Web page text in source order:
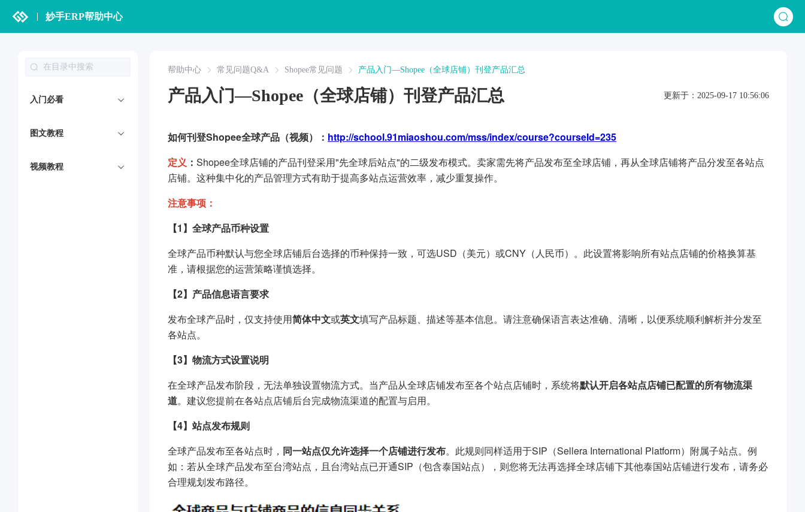
妙手ERP帮助中心
入门必看
图文教程
视频教程
帮助中心 常见问题Q&A Shopee常见问题 产品入门—Shopee（全球店铺）刊登产品汇总
产品入门—Shopee（全球店铺）刊登产品汇总 更新于：2025-09-17 10:56:06
如何刊登Shopee全球产品（视频）： http://school.91miaoshou.com/mss/index/course?courseId=235
定义 ： Shopee全球店铺的产品刊登采用"先全球后站点"的二级发布模式。卖家需先将产品发布至全球店铺，再从全球店铺将产品分发至各站点
店铺。这种集中化的产品管理方式有助于提高多站点运营效率，减少重复操作。
注意事项：
【1】全球产品币种设置
全球产品币种默认与您全球店铺后台选择的币种保持一致，可选USD（美元）或CNY（人民币）。此设置将影响所有站点店铺的价格换算基
准，请根据您的运营策略谨慎选择。
【2】产品信息语言要求
发布全球产品时，仅支持使用简体中文或英文填写产品标题、描述等基本信息。请注意确保语言表达准确、清晰，以便系统顺利解析并分发至
各站点。
【3】物流方式设置说明
在全球产品发布阶段，无法单独设置物流方式。当产品从全球店铺发布至各个站点店铺时，系统将默认开启各站点店铺已配置的所有物流渠
道。建议您提前在各站点店铺后台完成物流渠道的配置与启用。
【4】站点发布规则
全球产品发布至各站点时， 同一站点仅允许选择一个店铺进行发布。此规则同样适用于SIP（Sellera International Platform）附属子站点。例
如：若从全球产品发布至台湾站点，且台湾站点已开通SIP（包含泰国站点），则您将无法再选择全球店铺下其他泰国站店铺进行发布，请务必
合理规划发布路径。